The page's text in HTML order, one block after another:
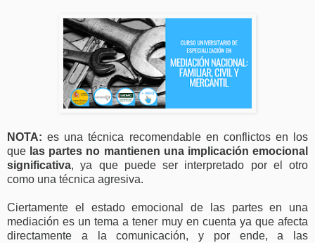
NOTA: es una técnica recomendable en conflictos en los
que las partes no mantienen una implicación emocional
significativa, ya que puede ser interpretado por el otro
como una técnica agresiva.
Ciertamente el estado emocional de las partes en una
mediación es un tema a tener muy en cuenta ya que afecta
directamente a la comunicación, y por ende, a las